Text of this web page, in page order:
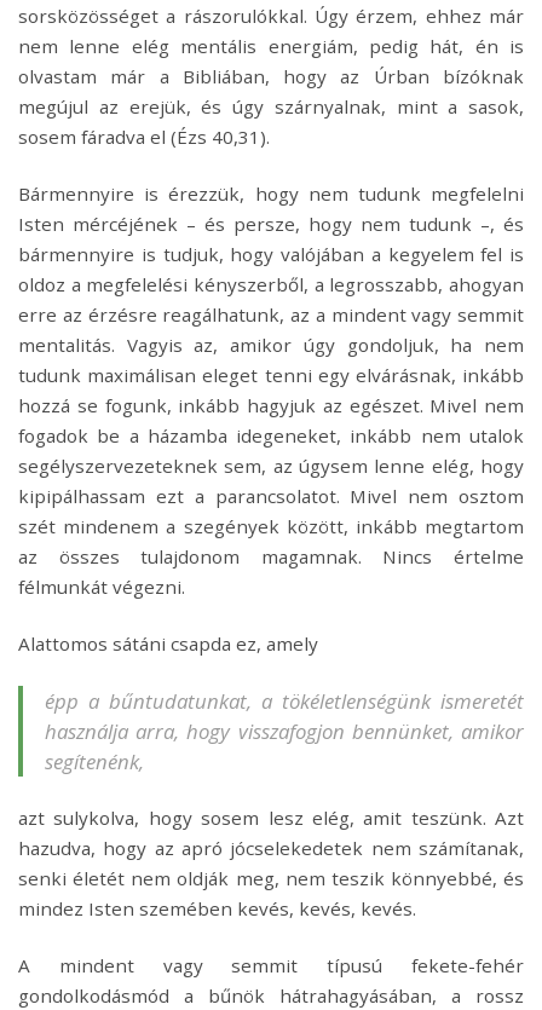
sorsközösséget a rászorulókkal. Úgy érzem, ehhez már
nem lenne elég mentális energiám, pedig hát, én is
olvastam már a Bibliában, hogy az Úrban bízóknak
megújul az erejük, és úgy szárnyalnak, mint a sasok,
sosem fáradva el (Ézs 40,31).
Bármennyire is érezzük, hogy nem tudunk megfelelni
Isten mércéjének – és persze, hogy nem tudunk –, és
bármennyire is tudjuk, hogy valójában a kegyelem fel is
oldoz a megfelelési kényszerből, a legrosszabb, ahogyan
erre az érzésre reagálhatunk, az a mindent vagy semmit
mentalitás. Vagyis az, amikor úgy gondoljuk, ha nem
tudunk maximálisan eleget tenni egy elvárásnak, inkább
hozzá se fogunk, inkább hagyjuk az egészet. Mivel nem
fogadok be a házamba idegeneket, inkább nem utalok
segélyszervezeteknek sem, az úgysem lenne elég, hogy
kipipálhassam ezt a parancsolatot. Mivel nem osztom
szét mindenem a szegények között, inkább megtartom
az összes tulajdonom magamnak. Nincs értelme
félmunkát végezni.
Alattomos sátáni csapda ez, amely
épp a bűntudatunkat, a tökéletlenségünk ismeretét
használja arra, hogy visszafogjon bennünket, amikor
segítenénk,
azt sulykolva, hogy sosem lesz elég, amit teszünk. Azt
hazudva, hogy az apró jócselekedetek nem számítanak,
senki életét nem oldják meg, nem teszik könnyebbé, és
mindez Isten szemében kevés, kevés, kevés.
A mindent vagy semmit típusú fekete-fehér
gondolkodásmód a bűnök hátrahagyásában, a rossz